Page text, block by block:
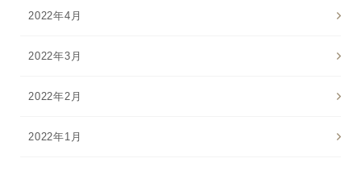
2022年4月
2022年3月
2022年2月
2022年1月